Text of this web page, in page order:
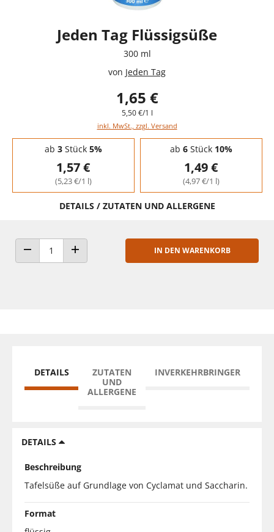
Jeden Tag Flüssigsüße
300 ml
von Jeden Tag
1,65 €
5,50 €/1 l
inkl. MwSt., zzgl. Versand
Staffelpreise - Mengenrabatt
ab 3Stück 5%
1,57 €
(5,23 €/1 l)
ab 6Stück 10%
1,49 €
(4,97 €/1 l)
DETAILS / ZUTATEN UND ALLERGENE
ANZAHL VERRINGERNANZAHL ERHÖHEN
IN DEN WARENKORB
DETAILS
ZUTATEN
UND
ALLERGENE
INVERKEHRBRINGER
DETAILS
Beschreibung
Tafelsüße auf Grundlage von Cyclamat und Saccharin.
Format